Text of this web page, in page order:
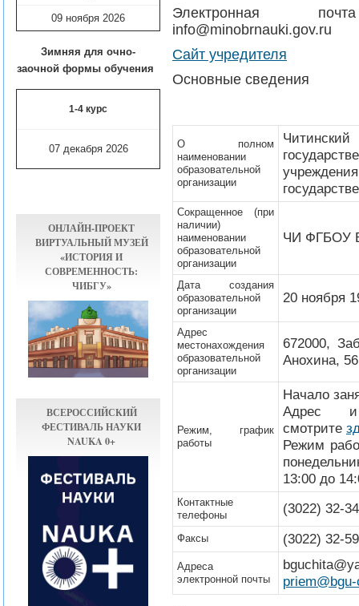
09 ноября 2026
Зимняя для очно-
заочной формы обучения
1-4 курс
07 декабря 2026
ОНЛАЙН-ПРОЕКТ
ВИРТУАЛЬНЫЙ МУЗЕЙ
«ИСТОРИЯ И
СОВРЕМЕННОСТЬ:
ЧИБГУ»
ВСЕРОССИЙСКИЙ
ФЕСТИВАЛЬ НАУКИ
NAUKA 0+
Электронная
info@minobrnauki.gov.ru
Сайт учредителя
Основные сведения
О полном
наименовании
образовательной
организации
Сокращенное (при
наличии)
наименовании
образовательной
организации
ЧИ ФГБОУ
Дата создания
образовательной
организации
20 ноября
Адрес
местонахождения
образовательной
организации
672000,
Анохина, 56
Режим, график
работы
Начало
Адрес и
смотрите
Режим
13:00 до
Контактные
телефоны
(3022) 32-
Факсы (3022) 32-
Адреса
электронной почты